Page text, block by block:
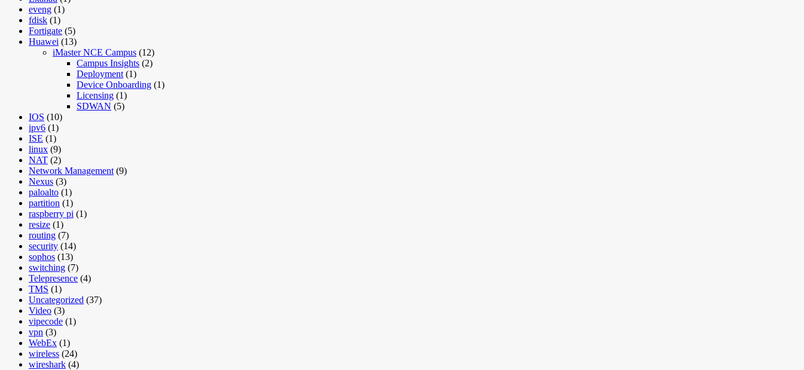
eveng (1)
fdisk (1)
Fortigate (5)
Huawei (13)
iMaster NCE Campus (12)
Campus Insights (2)
Deployment (1)
Device Onboarding (1)
Licensing (1)
SDWAN (5)
IOS (10)
ipv6 (1)
ISE (1)
linux (9)
NAT (2)
Network Management (9)
Nexus (3)
paloalto (1)
partition (1)
raspberry pi (1)
resize (1)
routing (7)
security (14)
sophos (13)
switching (7)
Telepresence (4)
TMS (1)
Uncategorized (37)
Video (3)
vipecode (1)
vpn (3)
WebEx (1)
wireless (24)
wireshark (4)